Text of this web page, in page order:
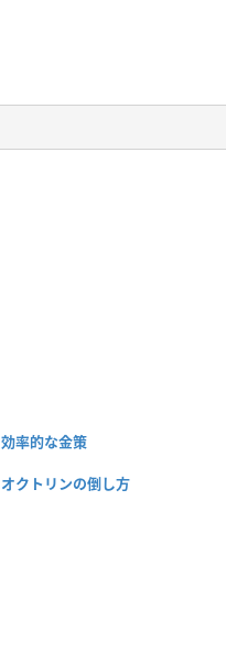
効率的な金策
オクトリンの倒し方